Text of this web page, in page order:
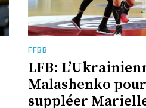
FFBB
LFB:
Malashenko pour
suppléer